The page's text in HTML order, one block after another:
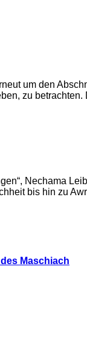
um den
zu
Nechama
bis hin zu
Maschiach